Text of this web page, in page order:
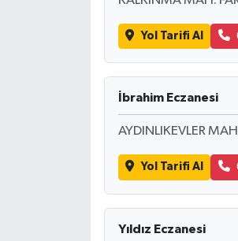
Yol Tarifi Al
İbrahim Eczanesi
AYDINLIKEVLER
Yol Tarifi Al
Yıldız Eczanesi